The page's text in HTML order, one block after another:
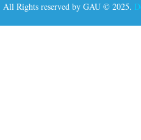
All Rights reserved by GAU © 2025.